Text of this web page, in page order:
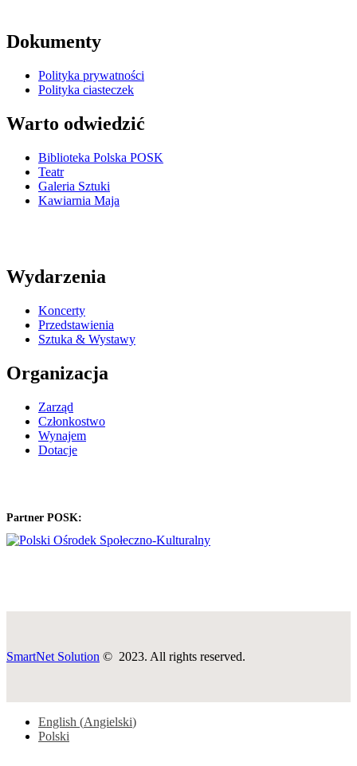
Dokumenty
Polityka prywatności
Polityka ciasteczek
Warto odwiedzić
Biblioteka Polska POSK
Teatr
Galeria Sztuki
Kawiarnia Maja
Wydarzenia
Koncerty
Przedstawienia
Sztuka & Wystawy
Organizacja
Zarząd
Członkostwo
Wynajem
Dotacje
Partner POSK:
SmartNet Solution © 2023. All rights reserved.
English (Angielski)
Polski